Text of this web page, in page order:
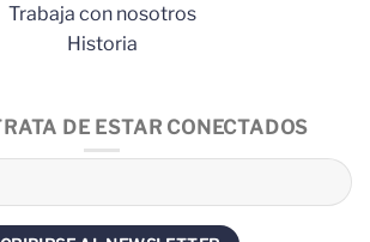
Trabaja con nosotros
Historia
DE ESTAR CONECTADOS